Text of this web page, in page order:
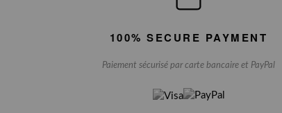
100% SECURE PAYMENT
Paiement sécurisé par carte bancaire et PayPal